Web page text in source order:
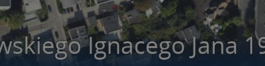
Ignacego Jana